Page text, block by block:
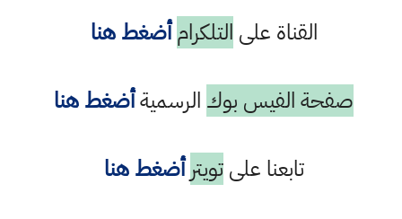
القناة على التلكرام أضغط هنا
صفحة الفيس بوك الرسميةأضغط هنا
تابعنا علىتويتر أضغط هنا